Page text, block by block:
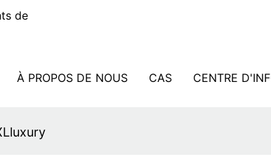
de
À PROPOS DE NOUS CAS CENTRE